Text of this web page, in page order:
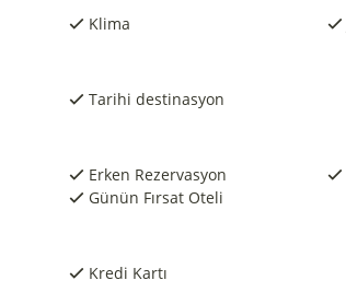
Klima
Tarihi destinasyon
Erken Rezervasyon
Günün Fırsat Oteli
Kredi Kartı